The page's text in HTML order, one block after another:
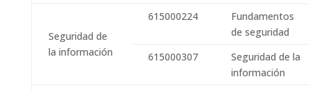
Seguridad de
la información
615000224
Fundamentos
de seguridad
615000307
Seguridad de la
información